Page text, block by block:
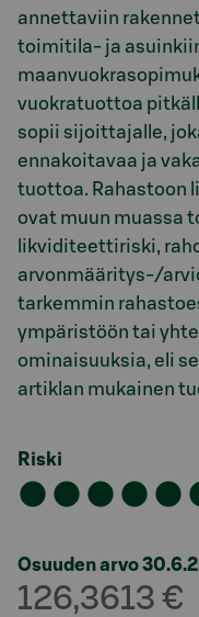
annettaviin
toimitila- ja
vuokratuottoa
sopii sijoittajalle,
ennakoitavaa ja
tuottoa. Rahastoon
ovat muun muassa
likviditeettiriski,
arvonmääritys-/
tarkemmin
ympäristöön tai
ominaisuuksia, eli
artiklan mukainen
Riski
Osuuden arvo
126,3613 €